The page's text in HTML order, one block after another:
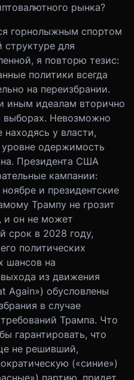
рынка?
горнолыжным спортом
для
я повторю тезис:
политики всегда
на переизбрании.
иным идеалам вторично
выборах. Невозможно
у власти,
одержимость
Президента США
кампании:
и президентские
Трампу не грозит
и он не может
срок в 2028 году,
политических
шансов на
из движения
Again») обусловлены
в случае
Трампа. Что
гарантировать, что
не решивший,
(«синие»)
партию, придет